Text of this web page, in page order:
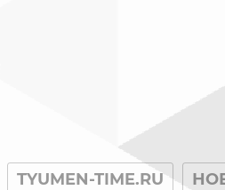
TYUMEN-TIME.RU